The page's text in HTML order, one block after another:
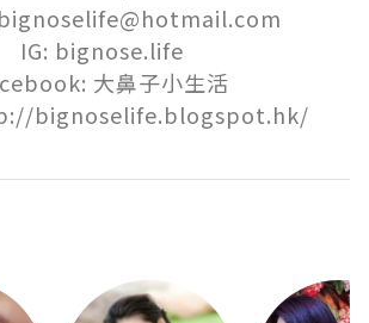
IG: bignose.life
大鼻子小生活
bignoselife.blogspot.hk/